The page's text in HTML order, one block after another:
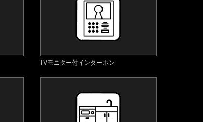
TVモニター付インターホン